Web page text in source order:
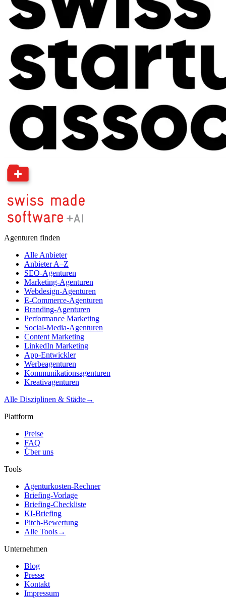
Agenturen finden
Alle Anbieter
Anbieter A–Z
SEO-Agenturen
Marketing-Agenturen
Webdesign-Agenturen
E-Commerce-Agenturen
Branding-Agenturen
Performance Marketing
Social-Media-Agenturen
Content Marketing
LinkedIn Marketing
App-Entwickler
Werbeagenturen
Kommunikationsagenturen
Kreativagenturen
Alle Disziplinen & Städte→
Plattform
Preise
FAQ
Über uns
Tools
Agenturkosten-Rechner
Briefing-Vorlage
Briefing-Checkliste
KI-Briefing
Pitch-Bewertung
Alle Tools→
Unternehmen
Blog
Presse
Kontakt
Impressum